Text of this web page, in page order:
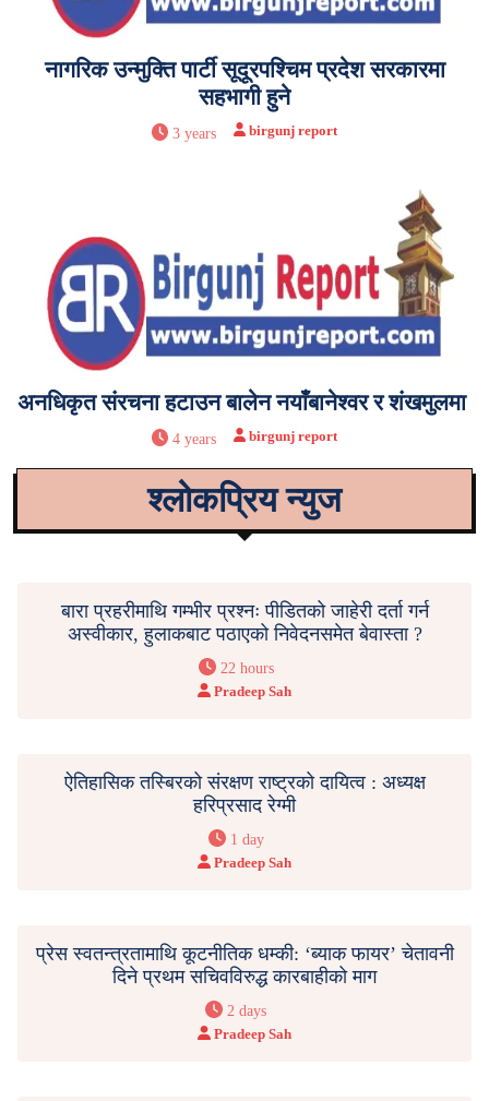
नागरिक उन्मुक्ति पार्टी सूदूरपश्चिम प्रदेश सरकारमा
सहभागी हुने
3 years birgunj report
अनधिकृत संरचना हटाउन बालेन नयाँबानेश्वर र शंखमुलमा
4 years birgunj report
श्लोकप्रिय न्युज
बारा प्रहरीमाथि गम्भीर प्रश्नः पीडितको जाहेरी दर्ता गर्न
अस्वीकार, हुलाकबाट पठाएको निवेदनसमेत बेवास्ता ?
22 hours
Pradeep Sah
ऐतिहासिक तस्बिरको संरक्षण राष्ट्रको दायित्व : अध्यक्ष
हरिप्रसाद रेग्मी
1 day
Pradeep Sah
प्रेस स्वतन्त्रतामाथि कूटनीतिक धम्की: ‘ब्याक फायर’ चेतावनी
दिने प्रथम सचिवविरुद्ध कारबाहीको माग
2 days
Pradeep Sah